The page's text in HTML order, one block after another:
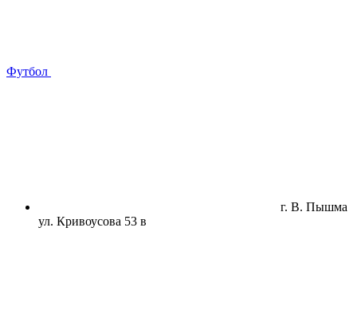
Футбол
г. В. Пышма
ул. Кривоусова 53 в